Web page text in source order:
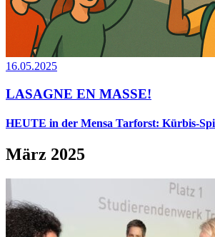
16.05.2025
LASAGNE EN MASSE!
HEUTE in der Mensa Tarforst: Kürbis-
März 2025